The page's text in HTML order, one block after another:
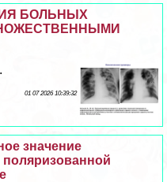
БОЛЬНЫХ
01 07 2026 10:39:32
значение